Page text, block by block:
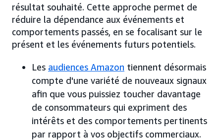
résultat souhaité. Cette approche permet de
réduire la dépendance aux événements et
comportements passés, en se focalisant sur le
présent et les événements futurs potentiels.
Les audiences Amazon tiennent désormais
compte d'une variété de nouveaux signaux
afin que vous puissiez toucher davantage
de consommateurs qui expriment des
intérêts et des comportements pertinents
par rapport à vos objectifs commerciaux.